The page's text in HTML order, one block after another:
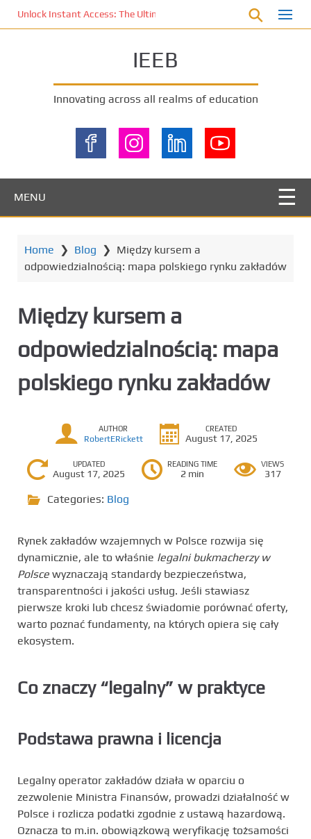
Unlock Instant Access: The Ultimate KOI77 LOGIN Experience for
IEEB
Innovating across all realms of education
MENU
Home ❯ Blog ❯ Między kursem a
odpowiedzialnością: mapa polskiego rynku zakładów
Między kursem a
odpowiedzialnością: mapa
polskiego rynku zakładów
AUTHOR
RobertERickett
CREATED
August 17, 2025
UPDATED
August 17, 2025
READING TIME
2 min
VIEWS
317
Categories: Blog
Rynek zakładów wzajemnych w Polsce rozwija się
dynamicznie, ale to właśnie legalni bukmacherzy w
Polsce wyznaczają standardy bezpieczeństwa,
transparentności i jakości usług. Jeśli stawiasz
pierwsze kroki lub chcesz świadomie porównać oferty,
warto poznać fundamenty, na których opiera się cały
ekosystem.
Co znaczy “legalny” w praktyce
Podstawa prawna i licencja
Legalny operator zakładów działa w oparciu o
zezwolenie Ministra Finansów, prowadzi działalność w
Polsce i rozlicza podatki zgodnie z ustawą hazardową.
Oznacza to m.in. obowiązkową weryfikację tożsamości